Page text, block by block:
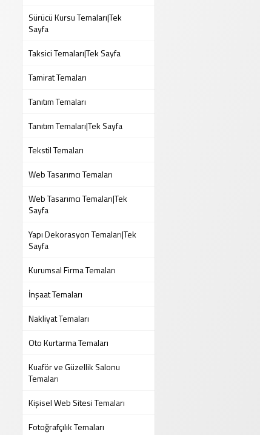
Sürücü Kursu Temaları|Tek
Sayfa
Taksici Temaları|Tek Sayfa
Tamirat Temaları
Tanıtım Temaları
Tanıtım Temaları|Tek Sayfa
Tekstil Temaları
Web Tasarımcı Temaları
Web Tasarımcı Temaları|Tek
Sayfa
Yapı Dekorasyon Temaları|Tek
Sayfa
Kurumsal Firma Temaları
İnşaat Temaları
Nakliyat Temaları
Oto Kurtarma Temaları
Kuaför ve Güzellik Salonu
Temaları
Kişisel Web Sitesi Temaları
Fotoğrafçılık Temaları